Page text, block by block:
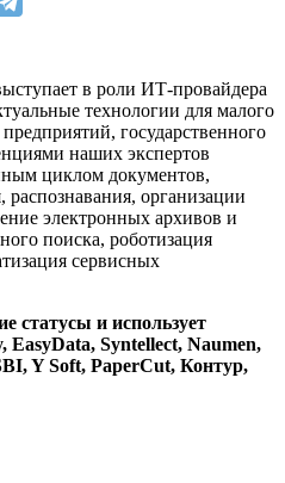
в роли ИТ-провайдера
технологии для малого
государственного
наших экспертов
циклом документов,
организации
электронных архивов и
поиска, роботизация
сервисных
статусы и использует
EasyData, Syntellect, Naumen,
Y Soft, PaperCut, Контур,